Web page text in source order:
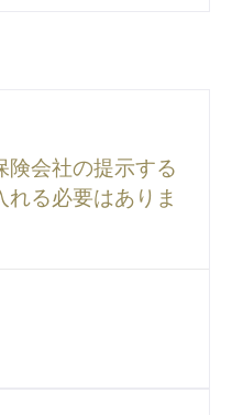
険会社の提示する
れる必要はありま